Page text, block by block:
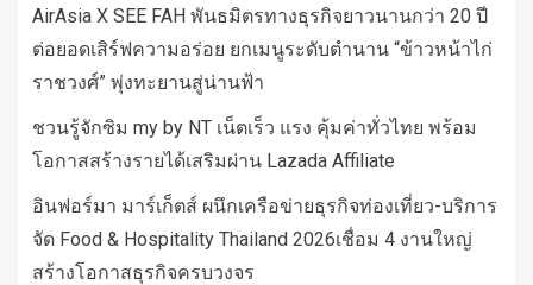
AirAsia X SEE FAH พันธมิตรทางธุรกิจยาวนานกว่า 20 ปี
ต่อยอดเสิร์ฟความอร่อย ยกเมนูระดับตำนาน “ข้าวหน้าไก่
ราชวงศ์” พุ่งทะยานสู่น่านฟ้า
ชวนรู้จักซิม my by NT เน็ตเร็ว แรง คุ้มค่าทั่วไทย พร้อม
โอกาสสร้างรายได้เสริมผ่าน Lazada Affiliate
อินฟอร์มา มาร์เก็ตส์ ผนึกเครือข่ายธุรกิจท่องเที่ยว-บริการ
จัด Food & Hospitality Thailand 2026เชื่อม 4 งานใหญ่
สร้างโอกาสธุรกิจครบวงจร